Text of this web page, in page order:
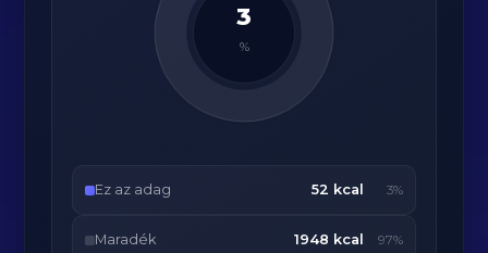
3
%
Ez az adag 52 kcal 3%
Maradék 1948 kcal 97%